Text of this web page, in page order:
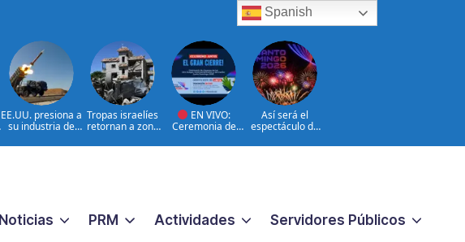
EE.UU. presiona a
su industria de
armamento
Tropas israelíes
retornan a zona
Líbano
EN VIVO:
Ceremonia de
XXV Juegos
Así será el
espectáculo de
Juegos
Noticias PRM Actividades Servidores Públicos
Spanish